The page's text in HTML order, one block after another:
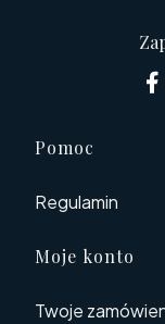
Linki w
Pomoc
Regulamin
Moje konto
Twoje